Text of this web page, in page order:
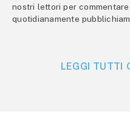
nostri lettori per
quotidianamente
LEGGI TUTTI